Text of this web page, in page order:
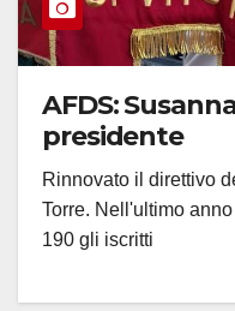
AFDS:
presidente
Rinnovato il direttivo
Torre. Nell'ultimo
190 gli iscritti